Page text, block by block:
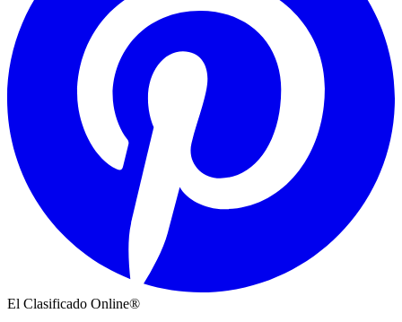
El Clasificado Online®